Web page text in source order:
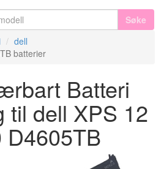
Søke
dell
batterier
Batteri
til dell XPS 12
D4605TB